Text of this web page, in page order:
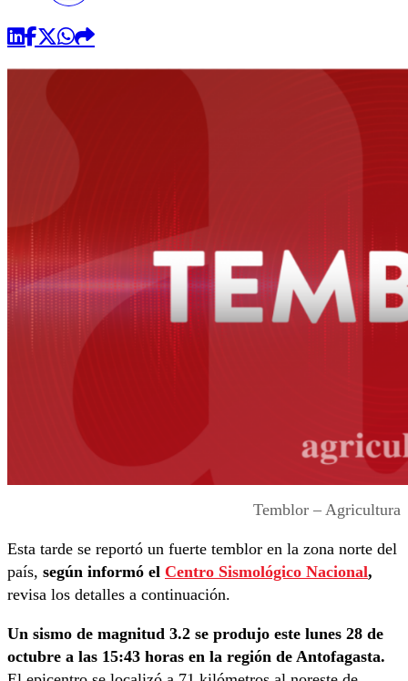
Temblor – Agricultura
Esta tarde se reportó un fuerte temblor en la zona norte del
país, según informó el Centro Sismológico Nacional,
revisa los detalles a continuación.
Un sismo de magnitud 3.2 se produjo este lunes 28 de
octubre a las 15:43 horas en la región de Antofagasta.